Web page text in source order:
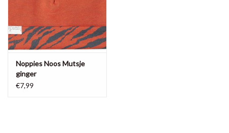
Noppies Noos Mutsje
ginger
€7,99